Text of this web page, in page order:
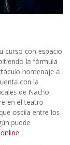
curso con espacio
la fórmula
homenaje a
con la
de Nacho
en el teatro
oscila entre los
puede
.